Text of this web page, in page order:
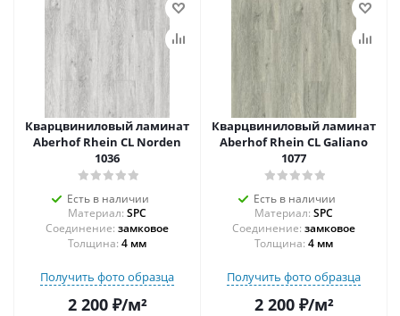
Кварцвиниловый ламинат
Aberhof Rhein CL Norden
1036
Есть в наличии
Материал: SPC
Соединение: замковое
Толщина: 4 мм
Получить фото образца
2 200₽/м²
Кварцвиниловый ламинат
Aberhof Rhein CL Galiano
1077
Есть в наличии
Материал: SPC
Соединение: замковое
Толщина: 4 мм
Получить фото образца
2 200₽/м²